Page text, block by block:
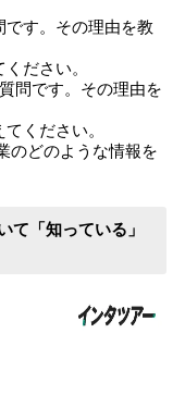
です。その理由を教
ださい。
問です。その理由を
ください。
のどのような情報を
て「知っている」